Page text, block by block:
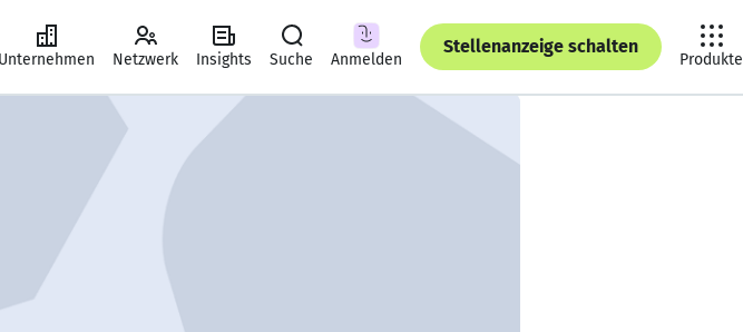
Unternehmen Netzwerk Insights Suche Anmelden
Stellenanzeige schalten
Produkte